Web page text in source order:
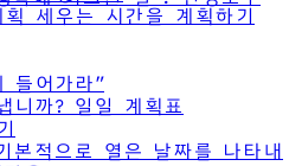
세우는 시간을 계획하기
들어가라”
니까? 일일 계획표
본적으로 열은 날짜를 나타내